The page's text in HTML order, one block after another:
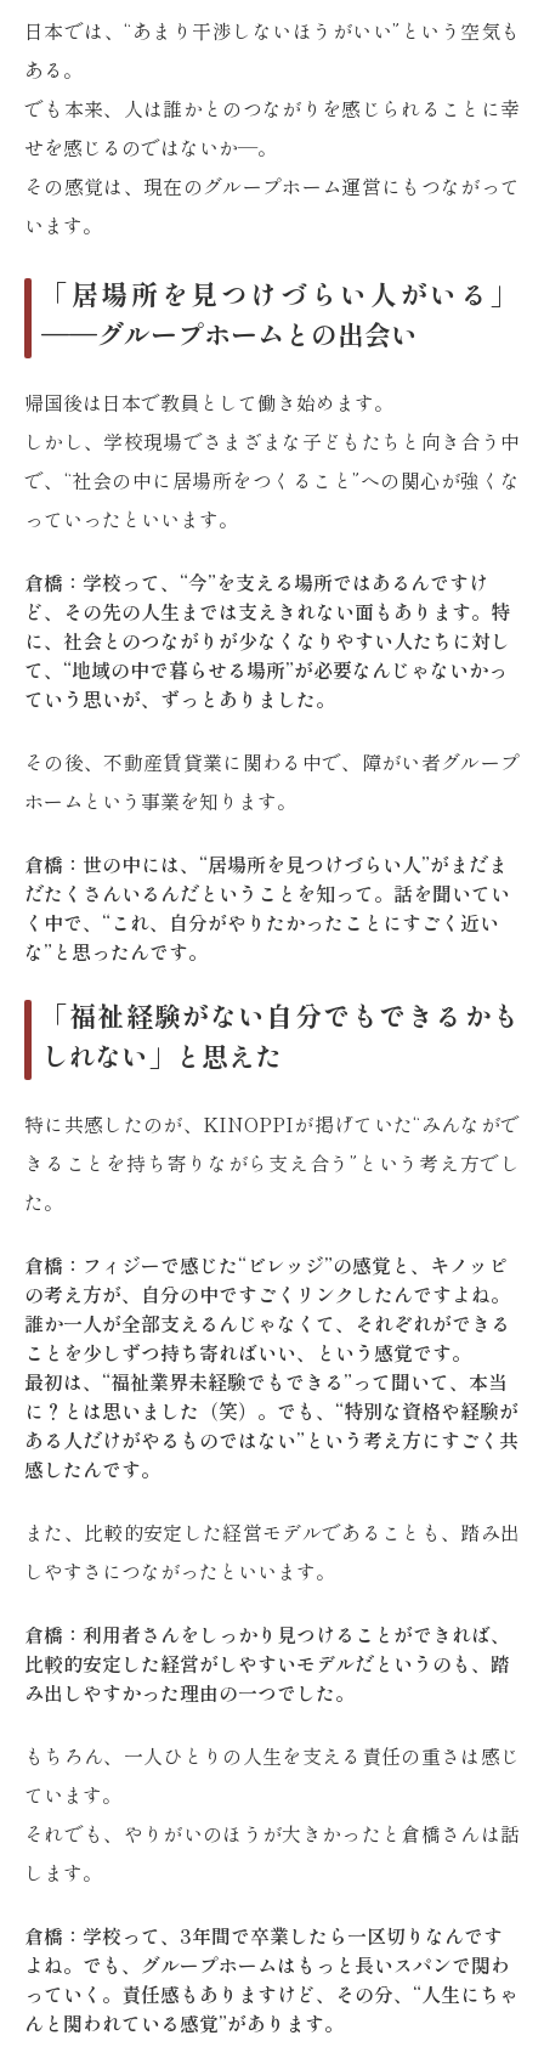
日本では、“あまり干渉しないほうがいい”という空気も
ある。
でも本来、人は誰かとのつながりを感じられることに幸
せを感じるのではないか—。
その感覚は、現在のグループホーム運営にもつながって
います。
「居場所を見つけづらい人がいる」
——グループホームとの出会い
帰国後は日本で教員として働き始めます。
しかし、学校現場でさまざまな子どもたちと向き合う中
で、“社会の中に居場所をつくること”への関心が強くな
っていったといいます。
倉橋：学校って、“今”を支える場所ではあるんですけ
ど、その先の人生までは支えきれない面もあります。特
に、社会とのつながりが少なくなりやすい人たちに対し
て、“地域の中で暮らせる場所”が必要なんじゃないかっ
ていう思いが、ずっとありました。
その後、不動産賃貸業に関わる中で、障がい者グループ
ホームという事業を知ります。
倉橋：世の中には、“居場所を見つけづらい人”がまだま
だたくさんいるんだということを知って。話を聞いてい
く中で、“これ、自分がやりたかったことにすごく近い
な”と思ったんです。
「福祉経験がない自分でもできるかも
しれない」と思えた
特に共感したのが、KINOPPIが掲げていた“みんながで
きることを持ち寄りながら支え合う”という考え方でし
た。
倉橋：フィジーで感じた“ビレッジ”の感覚と、キノッピ
の考え方が、自分の中ですごくリンクしたんですよね。
誰か一人が全部支えるんじゃなくて、それぞれができる
ことを少しずつ持ち寄ればいい、という感覚です。
最初は、“福祉業界未経験でもできる”って聞いて、本当
に？とは思いました（笑）。でも、“特別な資格や経験が
ある人だけがやるものではない”という考え方にすごく共
感したんです。
また、比較的安定した経営モデルであることも、踏み出
しやすさにつながったといいます。
倉橋：利用者さんをしっかり見つけることができれば、
比較的安定した経営がしやすいモデルだというのも、踏
み出しやすかった理由の一つでした。
もちろん、一人ひとりの人生を支える責任の重さは感じ
ています。
それでも、やりがいのほうが大きかったと倉橋さんは話
します。
倉橋：学校って、3年間で卒業したら一区切りなんです
よね。でも、グループホームはもっと長いスパンで関わ
っていく。責任感もありますけど、その分、“人生にちゃ
んと関われている感覚”があります。